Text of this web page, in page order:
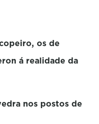
os de
á realidade da
nos postos de